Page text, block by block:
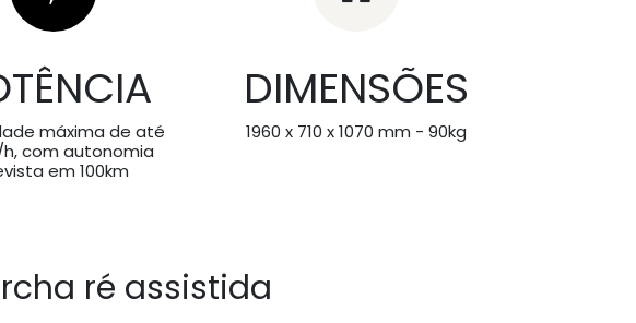
máxima de até
com autonomia
em 100km
DIMENSÕES
1960 x 710 x 1070 mm - 90kg
ré assistida